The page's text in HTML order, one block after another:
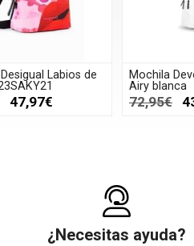
Labios de
47,97€
Mochila
Airy blanca
72,95€
¿Necesitas ayuda?